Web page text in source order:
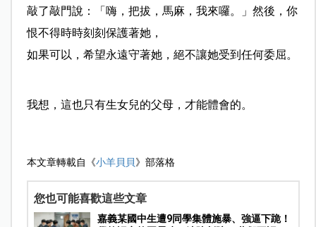
敲了敲門說：「嗨，把拔，馬麻，我來囉。」然後，你
恨不得時時刻刻保護著她，
如果可以，希望永遠守著她，絕不讓她受到任何委屈。
我想，這也只有生女兒的父母，才能體會的。
本文章轉載自《小羊貝貝 》部落格
您也可能喜歡這些文章
嘉義某國中生遭9同學集體施暴、強逼下跪！